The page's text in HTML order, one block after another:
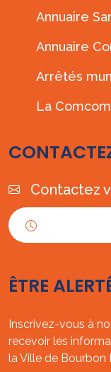
Annuaire
Annuaire
Arrêtés
La Comcom
Contactez
ÊTRE
Inscrivez-vous à
recevoir les
la Ville de Bourbon